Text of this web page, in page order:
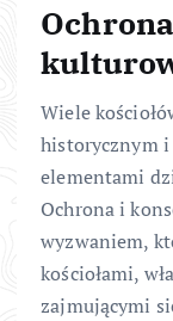
Wiele
historycznym
elementami
Ochrona i
wyzwaniem,
kościołami,
zajmującymi